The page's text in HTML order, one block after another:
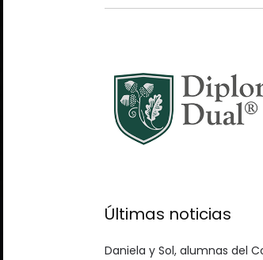
Últimas noticias
Daniela y Sol, alumnas del